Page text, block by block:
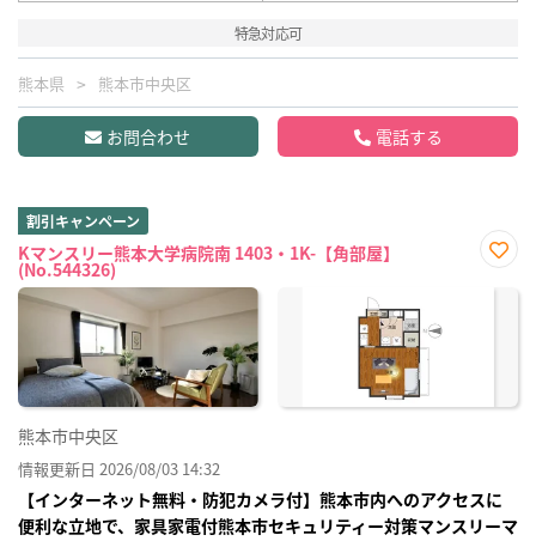
特急対応可
熊本県 熊本市中央区
お問合わせ 電話する
割引キャンペーン
Kマンスリー熊本大学病院南 1403・1K-【角部屋】
(No.544326)
に入
熊本市中央区
情報更新日 2026/08/03 14:32
【インターネット無料・防犯カメラ付】熊本市内へのアクセスに
便利な立地で、家具家電付熊本市セキュリティー対策マンスリーマ